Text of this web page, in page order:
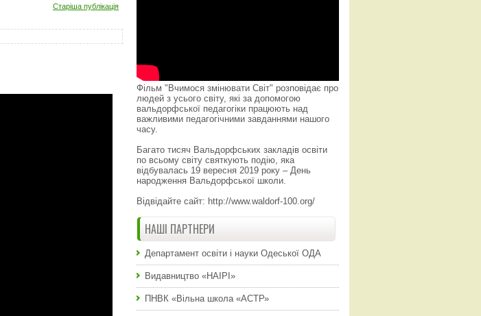
Старіша публікація
Фільм "Вчимося змінювати Світ" розповідає про
людей з усього світу, які за допомогою
вальдорфської педагогіки працюють над
важливими педагогічними завданнями нашого
часу.
Багато тисяч Вальдорфських закладів освіти
по всьому світу святкують подію, яка
відбувалась 19 вересня 2019 року – День
народження Вальдорфської школи.
Відвідайте сайт: http://www.waldorf-100.org/
НАШІ ПАРТНЕРИ
Департамент освіти і науки Одеської ОДА
Видавництво «НАІРІ»
ПНВК «Вільна школа «АСТР»